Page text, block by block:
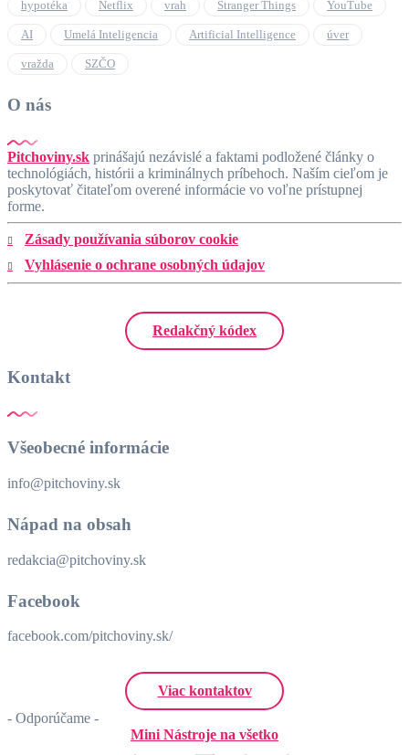
hypotéka Netflix vrah Stranger Things YouTube
AI Umelá Inteligencia Artificial Intelligence úver
vražda SZČO
O nás
Pitchoviny.sk prinášajú nezávislé a faktami podložené články o
technológiách, histórii a kriminálnych príbehoch. Naším cieľom je
poskytovať čitateľom overené informácie vo voľne prístupnej
forme.
Zásady používania súborov cookie
Vyhlásenie o ochrane osobných údajov
Redakčný kódex
Kontakt
Všeobecné informácie
info@pitchoviny.sk
Nápad na obsah
redakcia@pitchoviny.sk
Facebook
facebook.com/pitchoviny.sk/
Viac kontaktov
- Odporúčame -
Mini Nástroje na všetko